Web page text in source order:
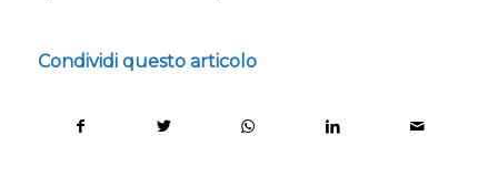
Condividi questo articolo